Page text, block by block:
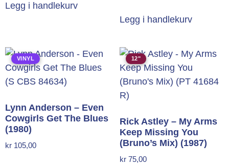
Legg i handlekurv
Legg i handlekurv
VINYL
Lynn Anderson – Even
Cowgirls Get The Blues
(1980)
kr 105,00
12"
Rick Astley – My Arms
Keep Missing You
(Bruno’s Mix) (1987)
kr 75,00